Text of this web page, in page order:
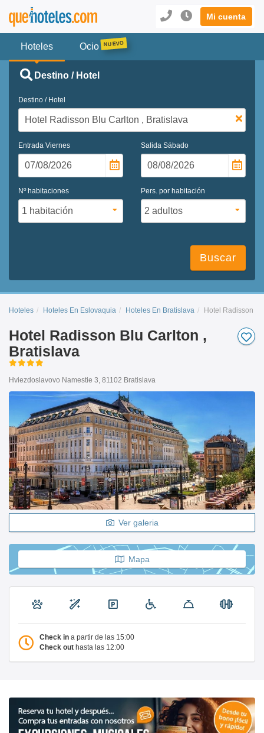
Mi cuenta
Hoteles Ocio
Destino / Hotel
Destino / Hotel
Entrada Viernes Salida Sábado
Nº habitaciones Pers. por habitación
Buscar
Hoteles Hoteles En Eslovaquia Hoteles En Bratislava Hotel Radisson
Hotel Radisson Blu Carlton ,
Bratislava
Hviezdoslavovo Namestie 3, 81102 Bratislava
Ver galeria
Mapa
Check in a partir de las 15:00
Check out hasta las 12:00